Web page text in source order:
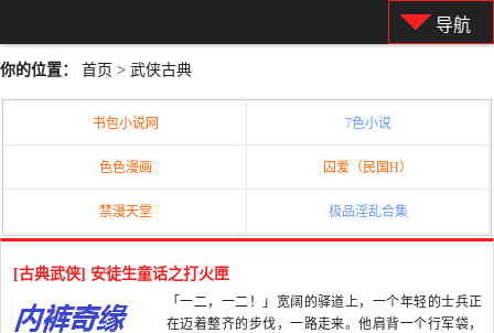
导航
你的位置： 首页 > 武侠古典
书包小说网 7色小说
色色漫画 囚爱（民国H）
禁漫天堂 极品淫乱合集
[古典武侠] 安徒生童话之打火匣
「一二，一二！」宽阔的驿道上，一个年轻的士兵正
在迈着整齐的步伐，一路走来。他肩背一个行军袋，